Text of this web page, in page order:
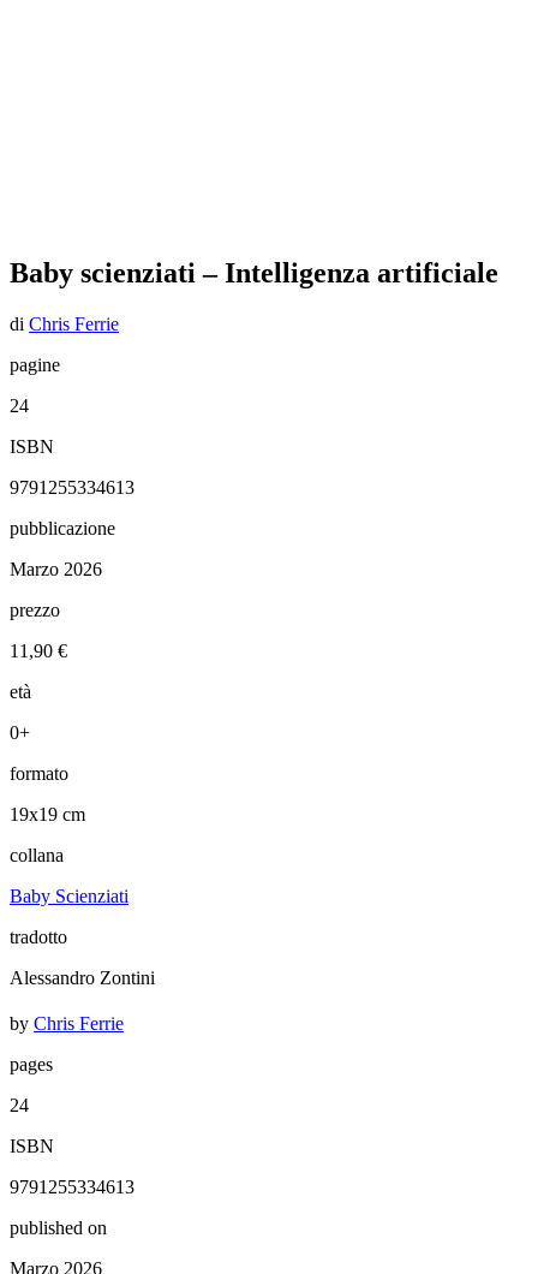
Baby scienziati – Intelligenza artificiale
di Chris Ferrie
pagine
24
ISBN
9791255334613
pubblicazione
Marzo 2026
prezzo
11,90 €
età
0+
formato
19x19 cm
collana
Baby Scienziati
tradotto
Alessandro Zontini
by Chris Ferrie
pages
24
ISBN
9791255334613
published on
Marzo 2026